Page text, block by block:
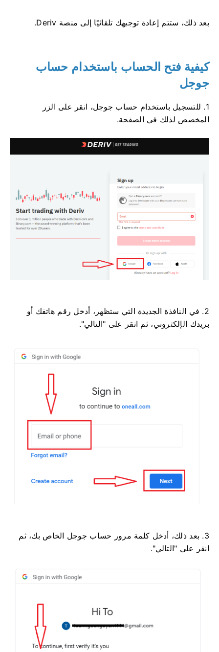
بعد ذلك، ستتم إعادة توجيهك تلقائيًا إلى منصة Deriv.
كيفية فتح الحساب باستخدام حساب
جوجل
1. للتسجيل باستخدام حساب جوجل، انقر على الزر
المخصص لذلك في الصفحة.
2. في النافذة الجديدة التي ستظهر، أدخل رقم هاتفك أو
بريدك الإلكتروني، ثم انقر على "التالي".
3. بعد ذلك، أدخل كلمة مرور حساب جوجل الخاص بك، ثم
انقر على "التالي".